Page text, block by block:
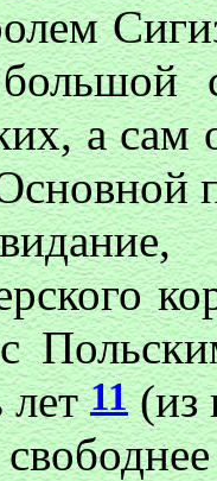
а сам
лет11(из